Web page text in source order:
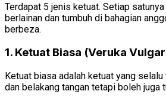
Terdapat 5 jenis ketuat. Setiap
berlainan dan tumbuh di bahagian
berbeza.
1. Ketuat Biasa (Veruka
Ketuat biasa adalah ketuat yang
dan belakang tangan tetapi boleh juga